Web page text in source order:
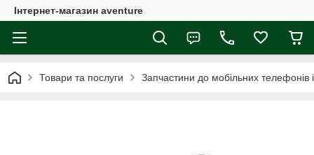
Інтернет-магазин aventure
Товари та послуги Запчастини до мобільних телефонів